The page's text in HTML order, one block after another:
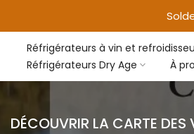
Réfrigérateurs à vin et
Réfrigérateurs Dry Age
À
DÉCOUVRIR LA CARTE